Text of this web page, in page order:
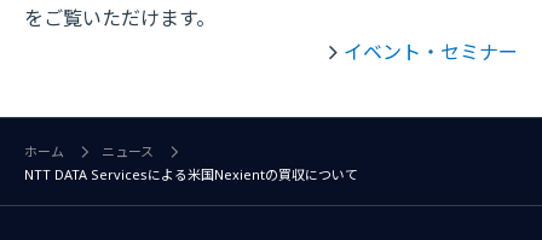
をご覧いただけます。
イベント・セミナー
ホーム
ニュース
NTT DATA Servicesによる米国Nexientの買収について